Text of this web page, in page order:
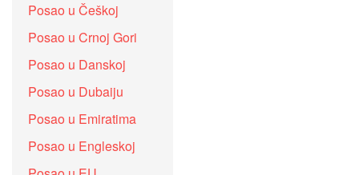
Posao u Češkoj
Posao u Crnoj Gori
Posao u Danskoj
Posao u Dubaiju
Posao u Emiratima
Posao u Engleskoj